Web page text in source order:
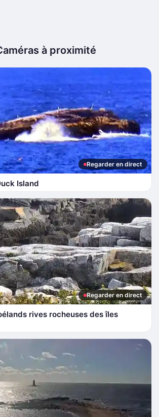
à proximité
Regarder en direct
Island
Regarder en direct
rives rocheuses des îles